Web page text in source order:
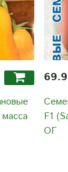
F1
ОГ